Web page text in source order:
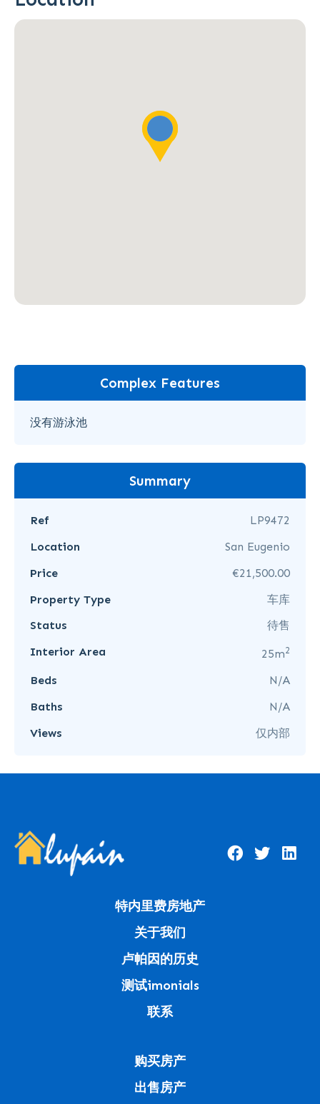
Complex Features
没有游泳池
Summary
Ref
LP9472
Location
San Eugenio
Price
€21,500.00
Property Type
车库
Status
待售
Interior Area
25m2
Beds
N/A
Baths
N/A
Views
仅内部
特内里费房地产
关于我们
卢帕因的历史
测试imonials
联系
购买房产
出售房产